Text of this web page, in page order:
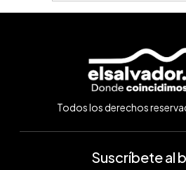
Todos los derechos
Suscríbete al